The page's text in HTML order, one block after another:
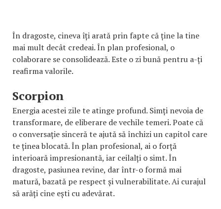
În dragoste, cineva îți arată prin fapte că ține la tine
mai mult decât credeai. În plan profesional, o
colaborare se consolidează. Este o zi bună pentru a-ți
reafirma valorile.
Scorpion
Energia acestei zile te atinge profund. Simți nevoia de
transformare, de eliberare de vechile temeri. Poate că
o conversație sinceră te ajută să închizi un capitol care
te ținea blocată. În plan profesional, ai o forță
interioară impresionantă, iar ceilalți o simt. În
dragoste, pasiunea revine, dar într-o formă mai
matură, bazată pe respect și vulnerabilitate. Ai curajul
să arăți cine ești cu adevărat.